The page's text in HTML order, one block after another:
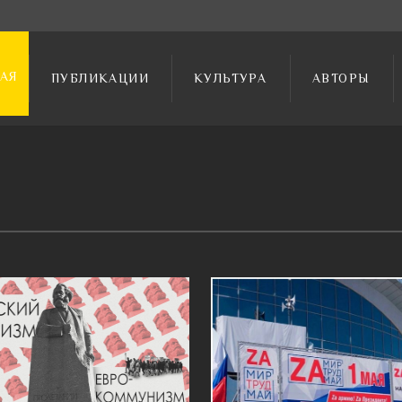
ПУБЛИКАЦИИ КУЛЬТУРА АВТОРЫ